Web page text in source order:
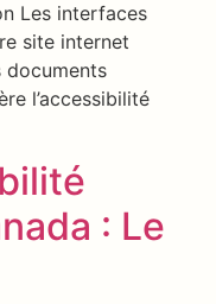
Les interfaces
site internet
documents
l’accessibilité
: Le